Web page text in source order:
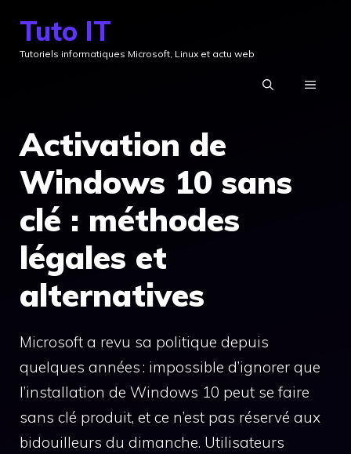
contenu
Tuto IT
Tutoriels informatiques Microsoft, Linux et actu web
MENU
Activation de
Windows 10 sans
clé : méthodes
légales et
alternatives
Microsoft a revu sa politique depuis
quelques années : impossible d’ignorer que
l’installation de Windows 10 peut se faire
sans clé produit, et ce n’est pas réservé aux
bidouilleurs du dimanche. Utilisateurs